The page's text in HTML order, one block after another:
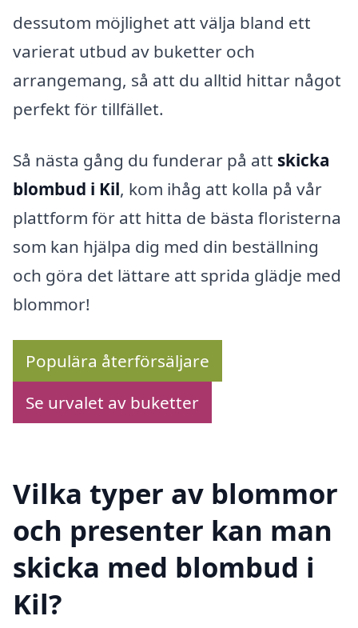
dessutom möjlighet att välja bland ett
varierat utbud av buketter och
arrangemang, så att du alltid hittar något
perfekt för tillfället.
Så nästa gång du funderar på att skicka
blombud i Kil, kom ihåg att kolla på vår
plattform för att hitta de bästa floristerna
som kan hjälpa dig med din beställning
och göra det lättare att sprida glädje med
blommor!
Populära återförsäljare
Se urvalet av buketter
Vilka typer av blommor
och presenter kan man
skicka med blombud i
Kil?